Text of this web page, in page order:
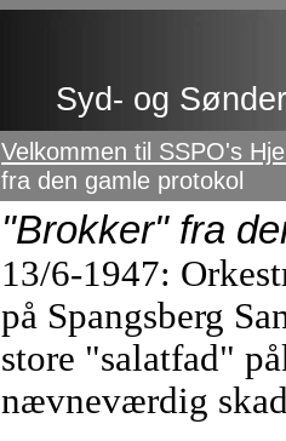
Syd- og
Velkommen til SSPO's
fra den gamle protokol
"Brokker" fra
13/6-1947:
på Spangsberg
store "salatfad"
nævneværdig